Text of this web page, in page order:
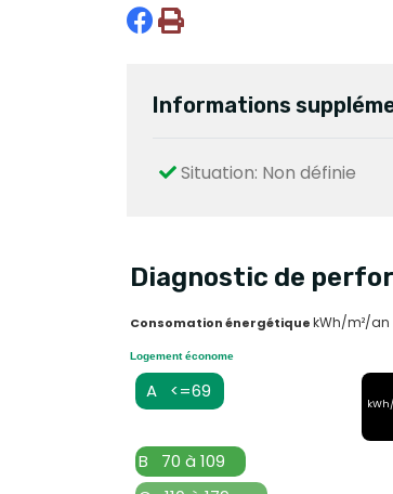
Informations
Situation: Non définie
Diagnostic de
Consomation énergétiquekWh/m²/an
Logement économe
A <=69
B 70 à 109